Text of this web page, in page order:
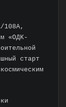
108А,
«ОДК-
старт